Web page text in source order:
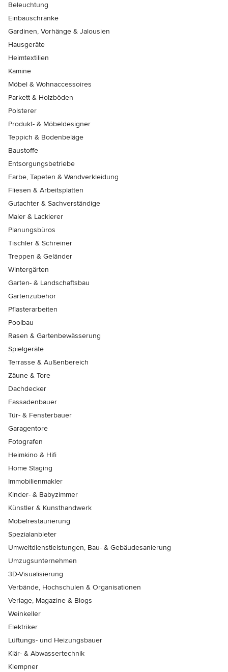
Beleuchtung
Einbauschränke
Gardinen, Vorhänge & Jalousien
Hausgeräte
Heimtextilien
Kamine
Möbel & Wohnaccessoires
Parkett & Holzböden
Polsterer
Produkt- & Möbeldesigner
Teppich & Bodenbeläge
Baustoffe
Entsorgungsbetriebe
Farbe, Tapeten & Wandverkleidung
Fliesen & Arbeitsplatten
Gutachter & Sachverständige
Maler & Lackierer
Planungsbüros
Tischler & Schreiner
Treppen & Geländer
Wintergärten
Garten- & Landschaftsbau
Gartenzubehör
Pflasterarbeiten
Poolbau
Rasen & Gartenbewässerung
Spielgeräte
Terrasse & Außenbereich
Zäune & Tore
Dachdecker
Fassadenbauer
Tür- & Fensterbauer
Garagentore
Fotografen
Heimkino & Hifi
Home Staging
Immobilienmakler
Kinder- & Babyzimmer
Künstler & Kunsthandwerk
Möbelrestaurierung
Spezialanbieter
Umweltdienstleistungen, Bau- & Gebäudesanierung
Umzugsunternehmen
3D-Visualisierung
Verbände, Hochschulen & Organisationen
Verlage, Magazine & Blogs
Weinkeller
Elektriker
Lüftungs- und Heizungsbauer
Klär- & Abwassertechnik
Klempner